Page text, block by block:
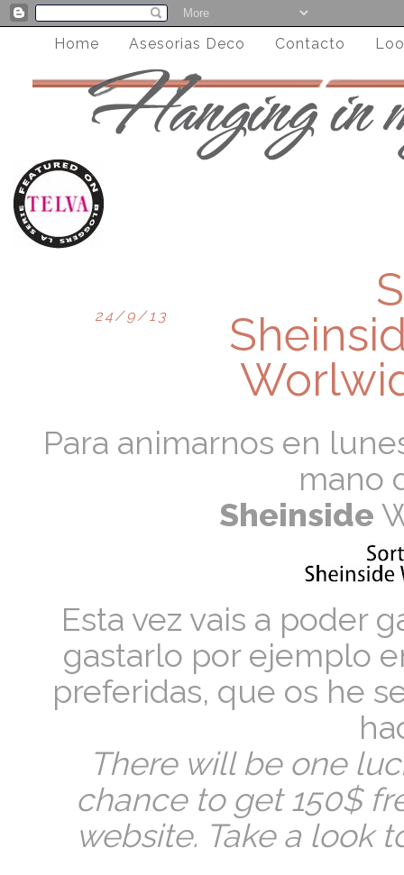
Home Asesorias Deco Contacto
24/9/13
Para animarnos en
mano
Sheinside
Esta vez vais a poder
gastarlo por ejemplo
preferidas, que os he
There will be one
chance to get 150$
website. Take a look